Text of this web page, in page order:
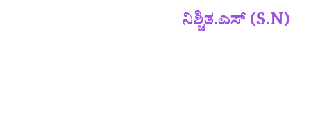
ನಿಶ್ಚಿತ.ಎಸ್ (S.N)
——————————-